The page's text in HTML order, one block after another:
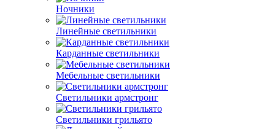
Ночники
Линейные светильники
Карданные светильники
Мебельные светильники
Светильники армстронг
Светильники грильято